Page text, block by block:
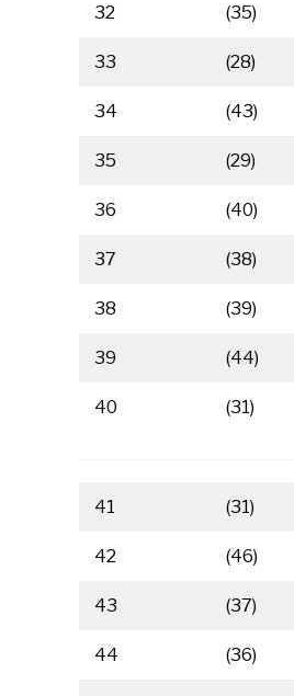
32 (35)
33 (28)
34 (43)
35 (29)
36 (40)
37 (38)
38 (39)
39 (44)
40 (31)
41 (31)
42 (46)
43 (37)
44 (36)